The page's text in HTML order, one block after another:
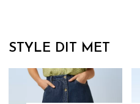
STYLE DIT MET